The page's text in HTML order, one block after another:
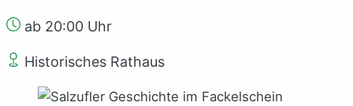
ab 20:00 Uhr
Historisches Rathaus